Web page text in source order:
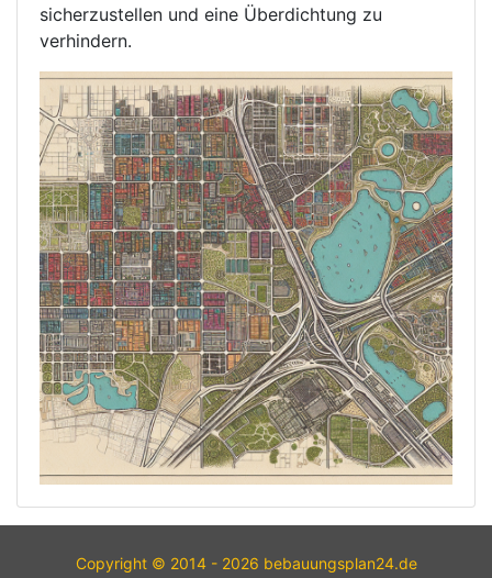
sicherzustellen und eine Überdichtung zu
verhindern.
Copyright © 2014 - 2026 bebauungsplan24.de